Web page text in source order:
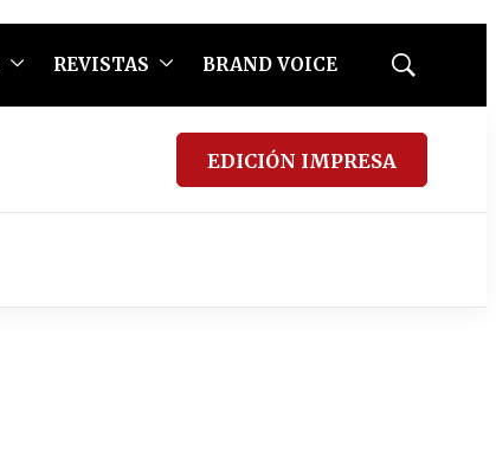
REVISTAS BRAND VOICE
Mostrar
EDICIÓN IMPRESA